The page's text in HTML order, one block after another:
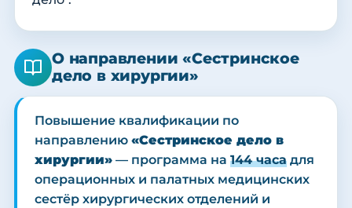
О направлении «Сестринское
дело в хирургии»
Повышение квалификации по
направлению «Сестринское дело в
хирургии» — программа на 144 часа для
операционных и палатных медицинских
сестёр хирургических отделений и